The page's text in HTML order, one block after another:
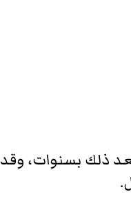
ذلك بسنوات، وقد